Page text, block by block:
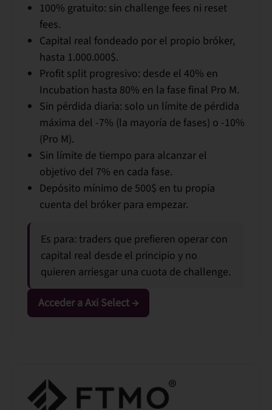
100% gratuito: sin challenge fees ni reset
fees.
Capital real fondeado por el propio bróker,
hasta 1.000.000$.
Profit split progresivo: desde el 40% en
Incubation hasta 80% en la fase final Pro M.
Sin pérdida diaria: solo un límite de pérdida
máxima del -7% (la mayoría de fases) o -10%
(Pro M).
Sin límite de tiempo para alcanzar el
objetivo del 7% en cada fase.
Depósito mínimo de 500$ en tu propia
cuenta del bróker para empezar.
Es para: traders que prefieren operar con
capital real desde el principio y no
quieren arriesgar una cuota de challenge.
Acceder a Axi Select →